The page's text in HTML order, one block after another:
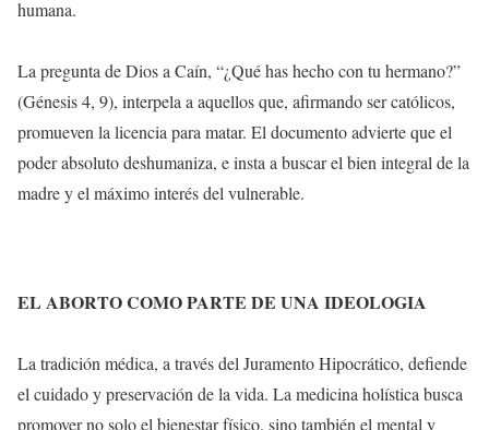
humana.
La pregunta de Dios a Caín, “¿Qué has hecho con tu hermano?”
(Génesis 4, 9), interpela a aquellos que, afirmando ser católicos,
promueven la licencia para matar. El documento advierte que el
poder absoluto deshumaniza, e insta a buscar el bien integral de la
madre y el máximo interés del vulnerable.
EL ABORTO COMO PARTE DE UNA IDEOLOGIA
La tradición médica, a través del Juramento Hipocrático, defiende
el cuidado y preservación de la vida. La medicina holística busca
promover no solo el bienestar físico, sino también el mental y